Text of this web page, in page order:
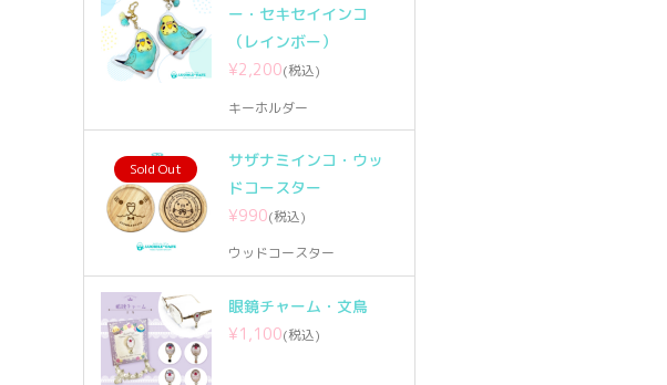
ー・セキセイインコ
（レインボー）
¥2,200(税込)
キーホルダー
Sold Out
サザナミインコ・ウッ
ドコースター
¥990(税込)
ウッドコースター
眼鏡チャーム・文鳥
¥1,100(税込)